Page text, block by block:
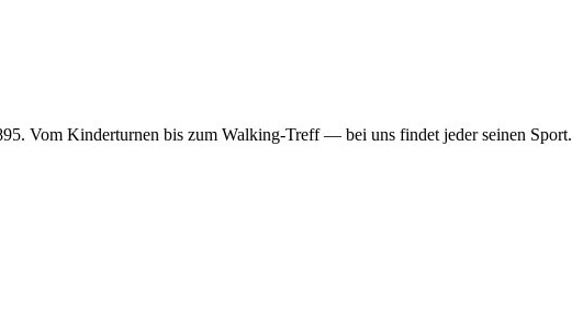
Vom Kinderturnen bis zum Walking-Treff — bei uns findet jeder seinen Sport.